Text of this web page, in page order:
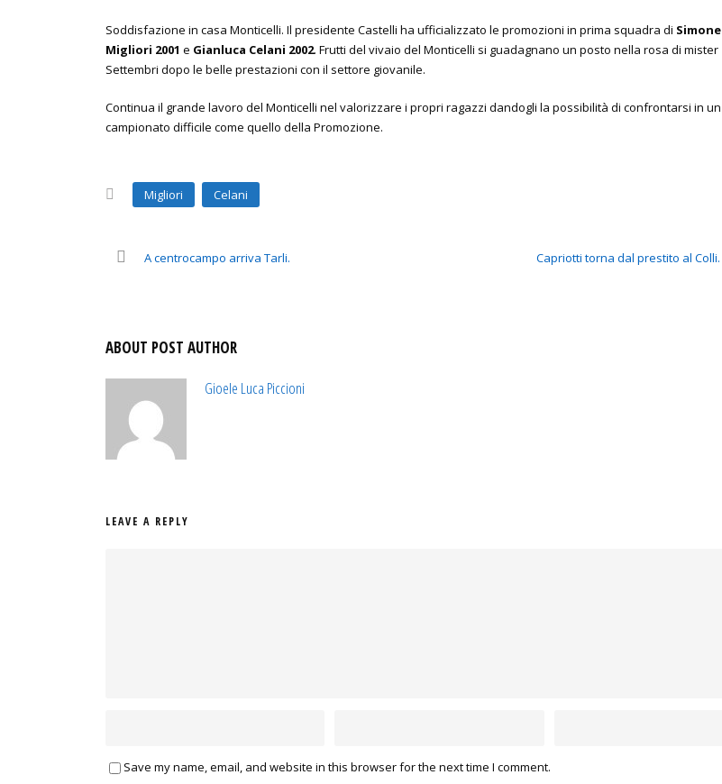
Soddisfazione in casa Monticelli. Il presidente Castelli ha ufficializzato le promozioni in prima squadra di Simone
Migliori 2001 e Gianluca Celani 2002. Frutti del vivaio del Monticelli si guadagnano un posto nella rosa di mister
Settembri dopo le belle prestazioni con il settore giovanile.
Continua il grande lavoro del Monticelli nel valorizzare i propri ragazzi dandogli la possibilità di confrontarsi in un
campionato difficile come quello della Promozione.
Migliori Celani
A centrocampo arriva Tarli. Capriotti torna dal prestito al Colli.
ABOUT POST AUTHOR
Gioele Luca Piccioni
LEAVE A REPLY
Save my name, email, and website in this browser for the next time I comment.